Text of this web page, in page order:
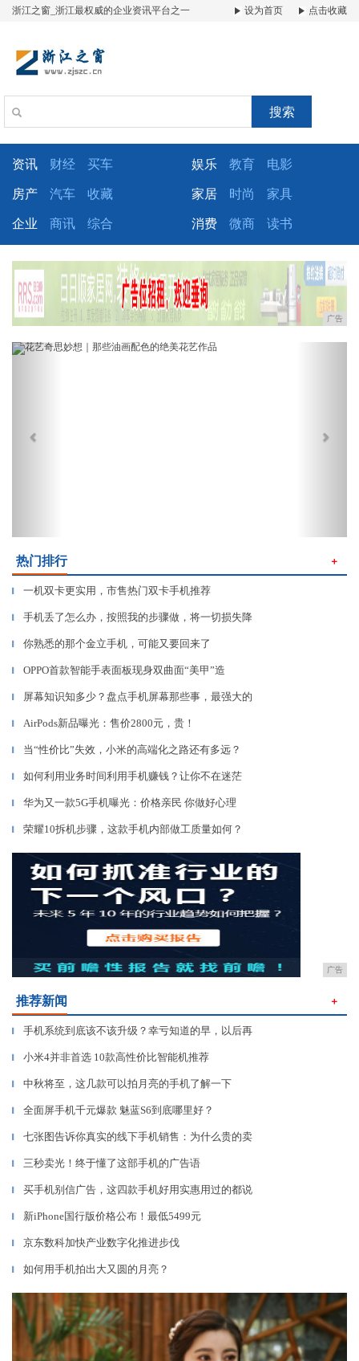
浙江之窗_浙江最权威的企业资讯平台之一 设为首页 点击收藏
搜索
资讯 财经 买车 娱乐 教育 电影
房产 汽车 收藏 家居 时尚 家具
企业 商讯 综合 消费 微商 读书
广告
Previous
热门排行 ＋
▎ 一机双卡更实用，市售热门双卡手机推荐
▎ 手机丢了怎么办，按照我的步骤做，将一切损失降
▎ 你熟悉的那个金立手机，可能又要回来了
▎ OPPO首款智能手表面板现身双曲面“美甲”造
▎ 屏幕知识知多少？盘点手机屏幕那些事，最强大的
▎ AirPods新品曝光：售价2800元，贵！
▎ 当“性价比”失效，小米的高端化之路还有多远？
▎ 如何利用业务时间利用手机赚钱？让你不在迷茫
▎ 华为又一款5G手机曝光：价格亲民 你做好心理
▎ 荣耀10拆机步骤，这款手机内部做工质量如何？
广告
推荐新闻 ＋
▎ 手机系统到底该不该升级？幸亏知道的早，以后再
▎ 小米4并非首选 10款高性价比智能机推荐
▎ 中秋将至，这几款可以拍月亮的手机了解一下
▎ 全面屏手机千元爆款 魅蓝S6到底哪里好？
▎ 七张图告诉你真实的线下手机销售：为什么贵的卖
▎ 三秒卖光！终于懂了这部手机的广告语
▎ 买手机别信广告，这四款手机好用实惠用过的都说
▎ 新iPhone国行版价格公布！最低5499元
▎ 京东数科加快产业数字化推进步伐
▎ 如何用手机拍出大又圆的月亮？